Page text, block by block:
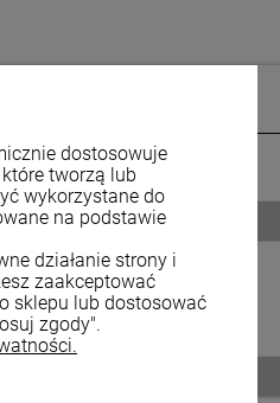
x 31 cm
dostosowuje
tworzą lub
wykorzystane do
na podstawie
działanie strony i
zaakceptować
sklepu lub dostosować
zgody".